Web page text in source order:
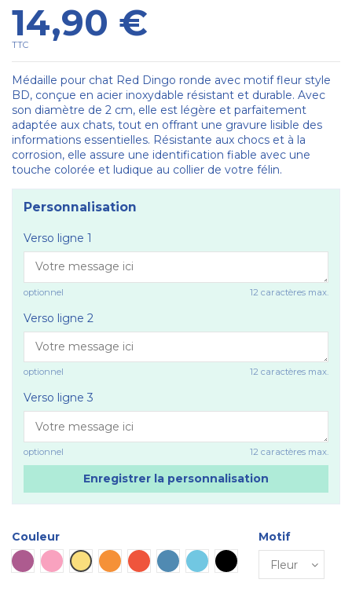
14,90 €
TTC
Médaille pour chat Red Dingo ronde avec motif fleur style
BD, conçue en acier inoxydable résistant et durable. Avec
son diamètre de 2 cm, elle est légère et parfaitement
adaptée aux chats, tout en offrant une gravure lisible des
informations essentielles. Résistante aux chocs et à la
corrosion, elle assure une identification fiable avec une
touche colorée et ludique au collier de votre félin.
Personnalisation
Verso ligne 1
optionnel 12 caractères max.
Verso ligne 2
optionnel 12 caractères max.
Verso ligne 3
optionnel 12 caractères max.
Enregistrer la personnalisation
Couleur
Violet
Rose Jaune OrangeRouge Bleu Bleu cielNoir
Motif